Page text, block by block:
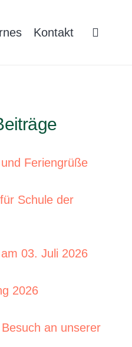
Kontakt
Feriengrüße
Schule der
03. Juli 2026
2026
an unserer